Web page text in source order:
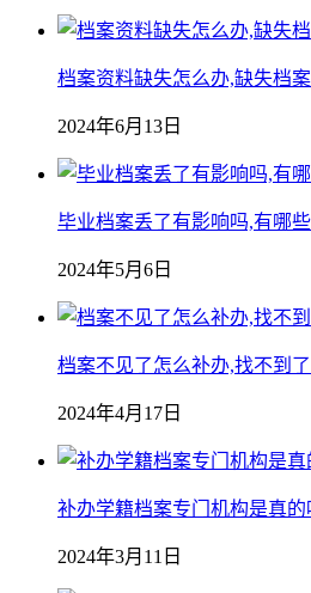
档案资料缺失怎么办,缺失档
2024年6月13日
毕业档案丢了有影响吗,有哪
2024年5月6日
档案不见了怎么补办,找不到
2024年4月17日
补办学籍档案专门机构是真的
2024年3月11日